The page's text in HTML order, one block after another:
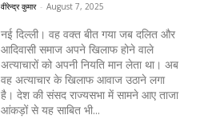
वीरेन्द्र कुमार - August 7, 2025
नई दिल्ली। वह वक्त बीत गया जब दलित और
आदिवासी समाज अपने खिलाफ होने वाले
अत्याचारों को अपनी नियति मान लेता था। अब
वह अत्याचार के खिलाफ आवाज उठाने लगा
है। देश की संसद राज्यसभा में सामने आए ताजा
आंकड़ों से यह साबित भी...